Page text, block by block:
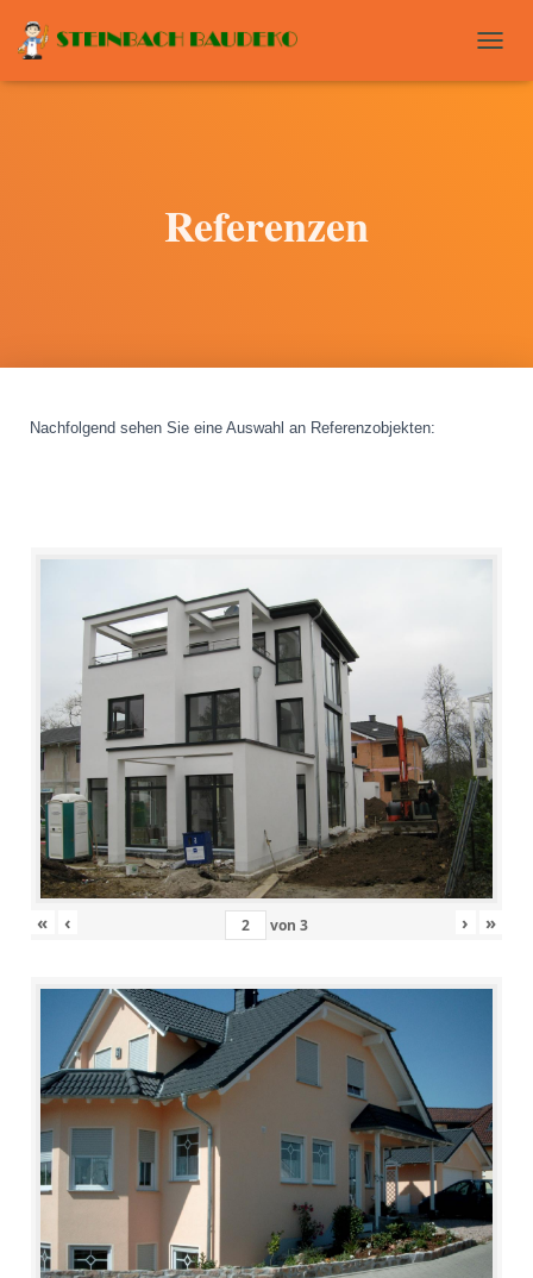
O
Referenzen
Nachfolgend sehen Sie eine Auswahl an Referenzobjekten:
« ‹ von 3 › »